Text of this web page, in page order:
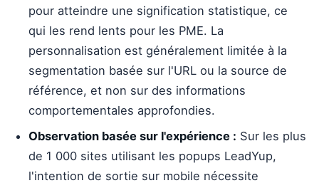
pour atteindre une signification statistique, ce
qui les rend lents pour les PME. La
personnalisation est généralement limitée à la
segmentation basée sur l'URL ou la source de
référence, et non sur des informations
comportementales approfondies.
Observation basée sur l'expérience : Sur les plus
de 1 000 sites utilisant les popups LeadYup,
l'intention de sortie sur mobile nécessite